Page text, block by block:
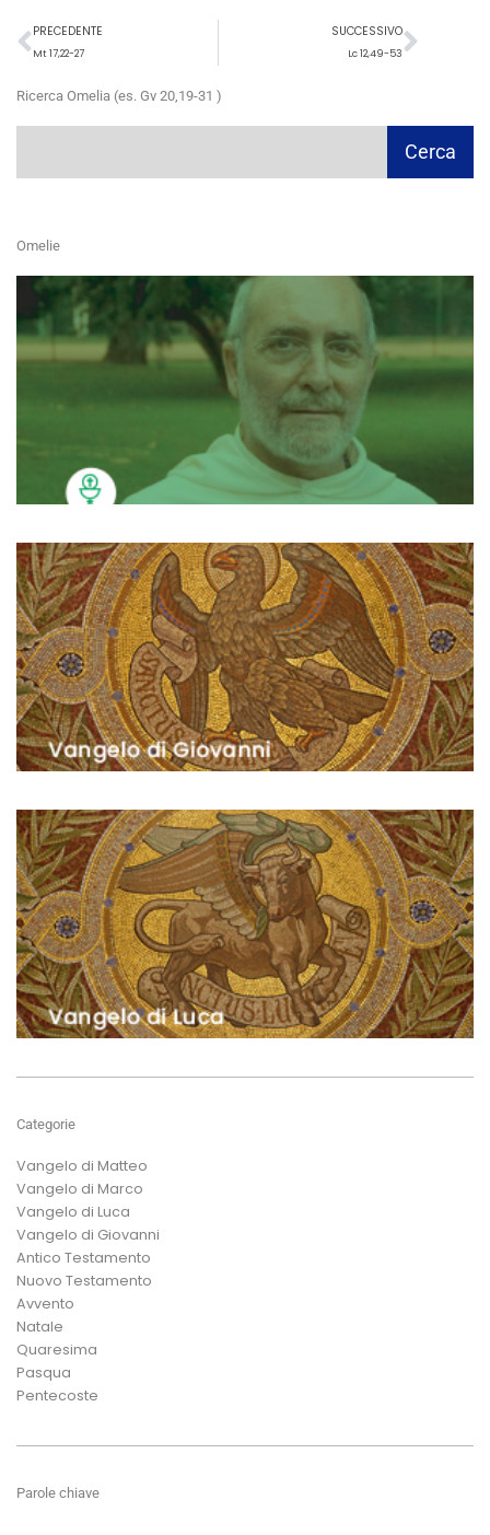
Precedente
PRECEDENTE
Mt 17,22-27
SUCCESSIVO
Lc 12,49-53
Ricerca Omelia (es. Gv 20,19-31 )
Cerca
Omelie
Categorie
Vangelo di Matteo
Vangelo di Marco
Vangelo di Luca
Vangelo di Giovanni
Antico Testamento
Nuovo Testamento
Avvento
Natale
Quaresima
Pasqua
Pentecoste
Parole chiave